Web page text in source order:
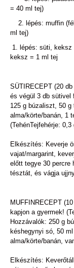
= 40 ml tej)
2. lépés: muffin
ml tej)
1. lépés: süti, keksz
keksz = 1 ml tej
SÜTIRECEPT (20
és végül 3 db
125 g búzaliszt, 50
alma/körte/banán, 1
Elkészítés: Keverje
vajat/margarint,
előtt tegye 30 percre
tésztát, és vágja
MUFFINRECEPT
kapjon a gyermek!
Hozzávalók: 250 g
késhegynyi só, 50
alma/
Elkészítés: